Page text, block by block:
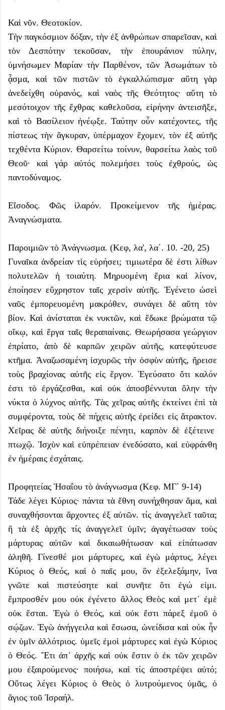
Καὶ νῦν. Θεοτοκίον.
Τὴν παγκόσμιον δόξαν, τὴν ἐξ ἀνθρώπων σπαρεῖσαν, καὶ
τὸν Δεσπότην τεκοῦσαν, τὴν ἐπουράνιον πύλην,
ὑμνήσωμεν Μαρίαν τὴν Παρθένον, τῶν Ἀσωμάτων τὸ
ᾆσμα, καὶ τῶν πιστῶν τὸ ἐγκαλλώπισμα· αὕτη γὰρ
ἀνεδείχθη οὐρανός, καὶ ναὸς τῆς Θεότητος· αὕτη τὸ
μεσότοιχον τῆς ἔχθρας καθελοῦσα, εἰρήνην ἀντεισῆξε,
καὶ τὸ Βασίλειον ἠνέῳξε. Ταύτην οὖν κατέχοντες, τῆς
πίστεως τὴν ἄγκυραν, ὑπέρμαχον ἔχομεν, τὸν ἐξ αὐτῆς
τεχθέντα Κύριον. Θαρσείτω τοίνυν, θαρσείτω λαὸς τοῦ
Θεοῦ· καὶ γάρ αὐτός πολεμήσει τοὺς ἐχθρούς, ὡς
παντοδύναμος.
Εἴσοδος. Φῶς ἱλαρόν. Προκείμενον τῆς ἡμέρας.
Ἀναγνώσματα.
Παροιμιῶν τὸ Ἀνάγνωσμα. (Κεφ, λα', λα΄. 10. -20, 25)
Γυναῖκα ἀνδρείαν τὶς εὑρήσει; τιμιωτέρα δὲ ἐστι λίθων
πολυτελῶν ὴ τοιαύτη. Μηρυομένη ἔρια καὶ λίνον,
ἐποίησεν εὔχρηστον ταῖς χερσὶν αὐτῆς. Ἐγένετο ὡσεὶ
ναῦς ἐμπορευομένη μακρόθεν, συνάγει δὲ αὕτη τὸν
βίον. Καὶ ἀνίσταται ἐκ νυκτῶν, καὶ ἔδωκε βρώματα τῷ
οἴκῳ, καὶ ἔργα ταῖς θεραπαίναις. Θεωρήσασα γεώργιον
ἐπρίατο, ἀπὸ δὲ καρπῶν χειρῶν αὐτῆς, κατεφύτευσε
κτῆμα. Ἀναζωσαμένη ἰσχυρῶς τὴν ὀσφὺν αὐτῆς, ἤρεισε
τοὺς βραχίονας αὐτῆς εἰς ἔργον. Ἐγεύσατο ὅτι καλόν
ἐστι τὸ ἐργάζεσθαι, καὶ οὐκ ἀποσβέννυται ὅλην τὴν
νύκτα ὁ λύχνος αὐτῆς. Τὰς χεῖρας αὐτῆς ἐκτείνει ἐπὶ τὰ
συμφέροντα, τοὺς δὲ πήχεις αὐτῆς ἐρείδει εἰς ἄτρακτον.
Χεῖρας δὲ αὐτῆς διήνοιξε πένητι, καρπὸν δὲ ἐξέτεινε
πτωχῷ. Ἰσχὺν καὶ εὐπρέπειαν ἐνεδύσατο, καὶ εὐφράνθη
ἐν ἡμέραις ἐσχάταις.
Προφητείας Ἡσαΐου τὸ ἀνάγνωσμα (Κεφ. ΜΓ΄ 9-14)
Τάδε λέγει Κύριος· πάντα τὰ ἔθνη συνήχθησαν ἅμα, καὶ
συναχθήσονται ἄρχοντες ἐξ αὐτῶν. τίς ἀναγγελεῖ ταῦτα;
ἢ τὰ ἐξ ἀρχῆς τίς ἀναγγελεῖ ὑμῖν; ἀγαγέτωσαν τοὺς
μάρτυρας αὐτῶν καὶ δικαιωθήτωσαν καὶ εἰπάτωσαν
ἀληθῆ. Γίνεσθέ μοι μάρτυρες, καὶ ἐγὼ μάρτυς, λέγει
Κύριος ὁ Θεός, καὶ ὁ παῖς μου, ὃν ἐξελεξάμην, ἵνα
γνῶτε καὶ πιστεύσητε καὶ συνῆτε ὅτι ἐγώ εἰμι.
ἔμπροσθέν μου οὐκ ἐγένετο ἄλλος Θεὸς καὶ μετ᾿ ἐμὲ
οὐκ ἔσται. Ἐγὼ ὁ Θεός, καὶ οὐκ ἔστι πάρεξ ἐμοῦ ὁ
σῴζων. Ἐγὼ ἀνήγγειλα καὶ ἔσωσα, ὠνείδισα καὶ οὐκ ἦν
ἐν ὑμῖν ἀλλότριος. ὑμεῖς ἐμοὶ μάρτυρες καὶ ἐγὼ Κύριος
ὁ Θεός. Ἔτι ἀπ᾿ ἀρχῆς καὶ οὐκ ἔστιν ὁ ἐκ τῶν χειρῶν
μου ἐξαιρούμενος· ποιήσω, καὶ τίς ἀποστρέψει αὐτό;
Οὕτως λέγει Κύριος ὁ Θεὸς ὁ λυτρούμενος ὑμᾶς, ὁ
ἅγιος τοῦ Ἰσραήλ.